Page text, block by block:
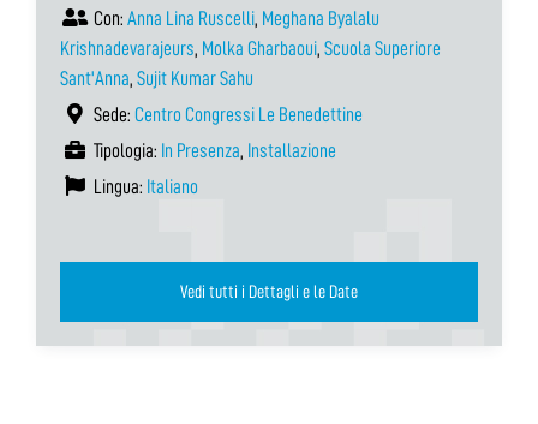
Con: Anna Lina Ruscelli, Meghana Byalalu
Krishnadevarajeurs, Molka Gharbaoui, Scuola Superiore
Sant'Anna, Sujit Kumar Sahu
Sede: Centro Congressi Le Benedettine
Tipologia: In Presenza, Installazione
Lingua: Italiano
Vedi tutti i Dettagli e le Date